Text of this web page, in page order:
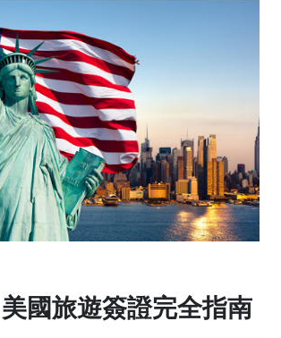
國旅遊簽證完全指南